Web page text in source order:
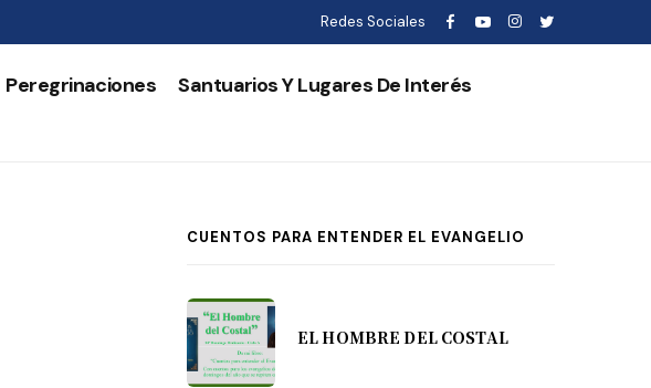
Redes Sociales
Peregrinaciones Santuarios Y Lugares De Interés
CUENTOS PARA ENTENDER EL EVANGELIO
EL HOMBRE DEL COSTAL